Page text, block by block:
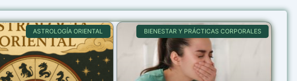
ASTROLOGÍA ORIENTAL BIENESTAR Y PRÁCTICAS CORPORALES